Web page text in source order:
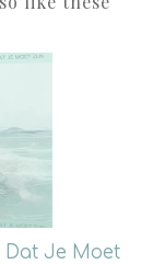
Je Moet